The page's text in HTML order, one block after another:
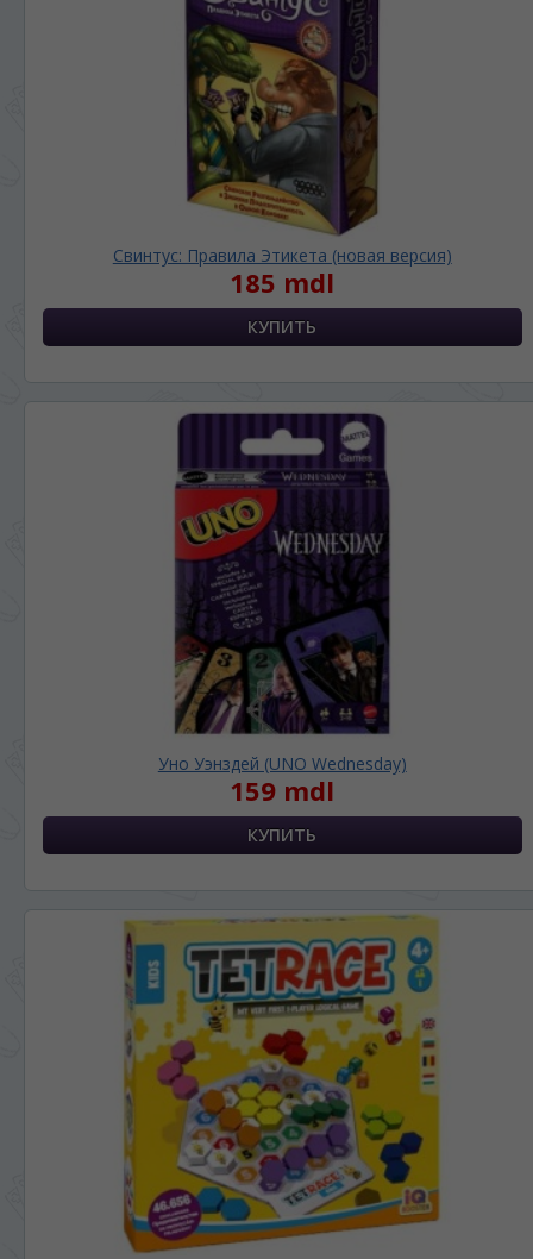
Свинтус: Правила Этикета (новая версия)
185 mdl
Уно Уэнздей (UNO Wednesday)
159 mdl
просматривать наш сайт?
În ce limbă ați dori să vedeți site-ul nostru?
Беспокоим Вас только один раз, далее
сохраним Ваш выбор языка.
Vă vom deranja doar o singură dată, apoi vă
vom salva alegerea limbii.
Если вы хотите переключить язык
сайта, то это можно всегда сделать в
Dacă doriți să schimbați limba site-ului, puteți
oricând să faceți asta în colțul din dreapta sus
al paginii.